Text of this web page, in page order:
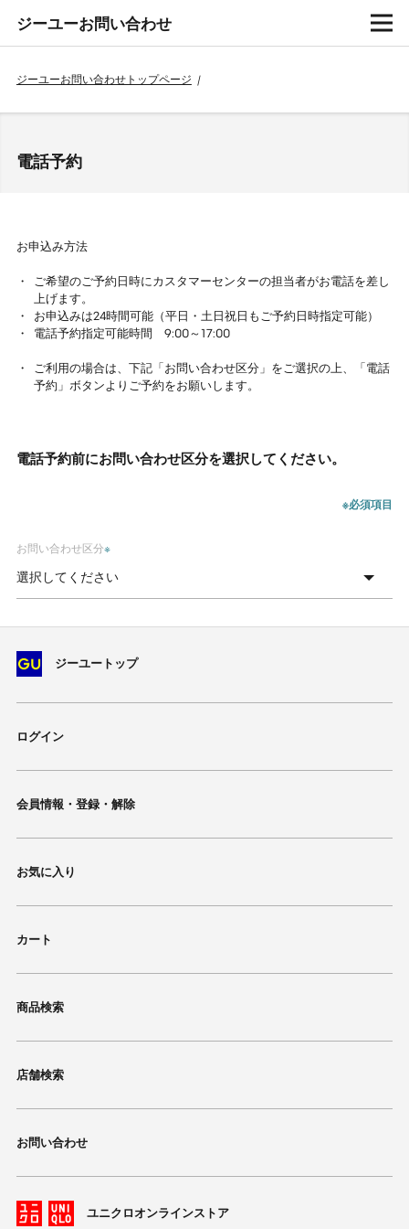
ジーユーお問い合わせ
ジーユーお問い合わせトップページ /
電話予約
お申込み方法
ご希望のご予約日時にカスタマーセンターの担当者がお電話を差し
上げます。
お申込みは24時間可能（平日・土日祝日もご予約日時指定可能）
電話予約指定可能時間 9:00～17:00
ご利用の場合は、下記「お問い合わせ区分」をご選択の上、「電話
予約」ボタンよりご予約をお願いします。
電話予約前にお問い合わせ区分を選択してください。
※必須項目
お問い合わせ区分※
ジーユートップ
ログイン
会員情報・登録・解除
お気に入り
カート
商品検索
店舗検索
お問い合わせ
ユニクロオンラインストア